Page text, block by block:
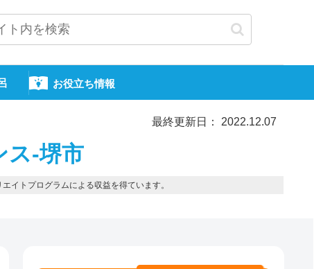
お役立ち情報
最終更新日： 2022.12.07
ス-堺市
イトプログラムによる収益を得ています。